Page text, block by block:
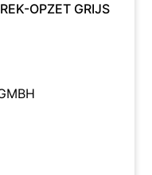
OPZET GRIJS